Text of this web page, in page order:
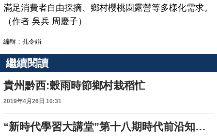
滿足消費者自由採摘、鄉村櫻桃園露營等多樣化需求。
（作者 吳兵 周慶子）
編輯：孔令娟
繼續閱讀
貴州黔西:穀雨時節鄉村栽稻忙
2019年4月26日 10:31
“新時代學習大講堂”第十八期時代前沿知識專題講座在貴陽開講